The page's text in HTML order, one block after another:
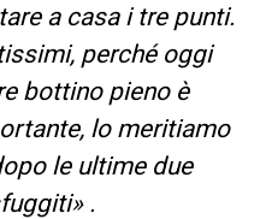
a casa i tre punti.
perché oggi
bottino pieno è
lo meritiamo
le ultime due
».